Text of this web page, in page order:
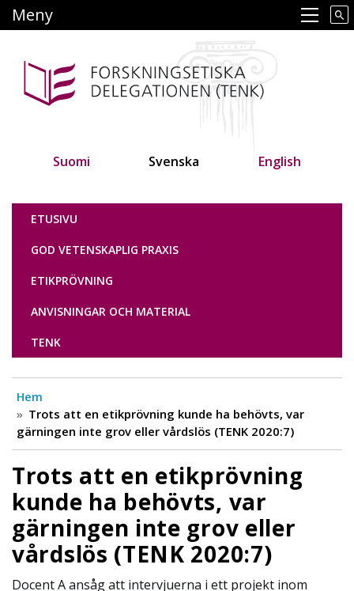
till
Main navigation
Meny
Suomi Svenska English
Tutkimuseettinen neuvottelukunta
ETUSIVU
GOD VETENSKAPLIG PRAXIS
ETIKPRÖVNING
ANVISNINGAR OCH MATERIAL
TENK
Hem
Trots att en etikprövning kunde ha behövts, var
gärningen inte grov eller vårdslös (TENK 2020:7)
Trots att en etikprövning
kunde ha behövts, var
gärningen inte grov eller
vårdslös (TENK 2020:7)
Docent A ansåg att intervjuerna i ett projekt inom